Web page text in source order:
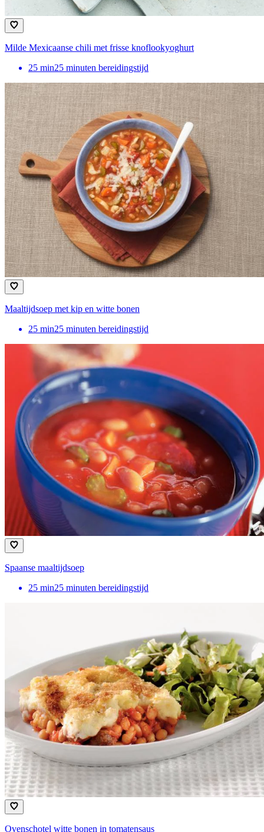
Milde Mexicaanse chili met frisse knoflookyoghurt
25 min25 minuten bereidingstijd
Maaltijdsoep met kip en witte bonen
25 min25 minuten bereidingstijd
Spaanse maaltijdsoep
25 min25 minuten bereidingstijd
Ovenschotel witte bonen in tomatensaus